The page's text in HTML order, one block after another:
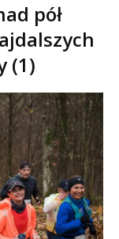
pół
(1)